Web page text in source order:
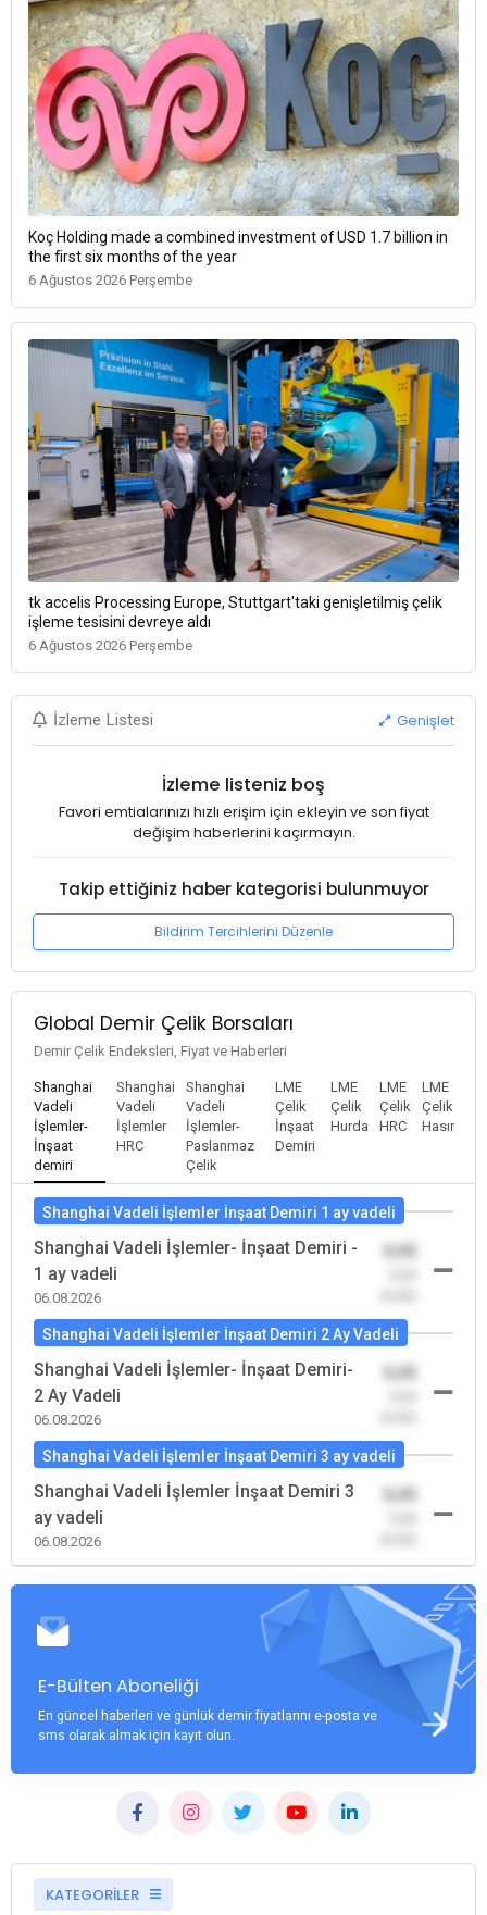
Koç Holding made a combined investment of USD 1.7 billion in
the first six months of the year
6 Ağustos 2026 Perşembe
tk accelis Processing Europe, Stuttgart'taki genişletilmiş çelik
işleme tesisini devreye aldı
6 Ağustos 2026 Perşembe
İzleme Listesi Genişlet
İzleme listeniz boş
Favori emtialarınızı hızlı erişim için ekleyin ve son fiyat
değişim haberlerini kaçırmayın.
Takip ettiğiniz haber kategorisi bulunmuyor
Bildirim Tercihlerini Düzenle
Global Demir Çelik Borsaları
Demir Çelik Endeksleri, Fiyat ve Haberleri
Shanghai
Vadeli
İşlemler-
İnşaat
demiri
Shanghai
Vadeli
İşlemler
HRC
Shanghai
Vadeli
İşlemler-
Paslanmaz
Çelik
LME
Çelik
İnşaat
Demiri
LME
Çelik
Hurda
LME
Çelik
HRC
LME
Çelik
Hasır
Shanghai Vadeli İşlemler İnşaat Demiri 1 ay vadeli
Shanghai Vadeli İşlemler- İnşaat Demiri -
1 ay vadeli
06.08.2026
0,00
Shanghai Vadeli İşlemler İnşaat Demiri 2 Ay Vadeli
Shanghai Vadeli İşlemler- İnşaat Demiri-
2 Ay Vadeli
06.08.2026
0,00
Shanghai Vadeli İşlemler İnşaat Demiri 3 ay vadeli
Shanghai Vadeli İşlemler İnşaat Demiri 3
ay vadeli
06.08.2026
0,00
E-Bülten Aboneliği
En güncel haberleri ve günlük demir fiyatlarını e-posta ve
sms olarak almak için kayıt olun.
KATEGORİLER